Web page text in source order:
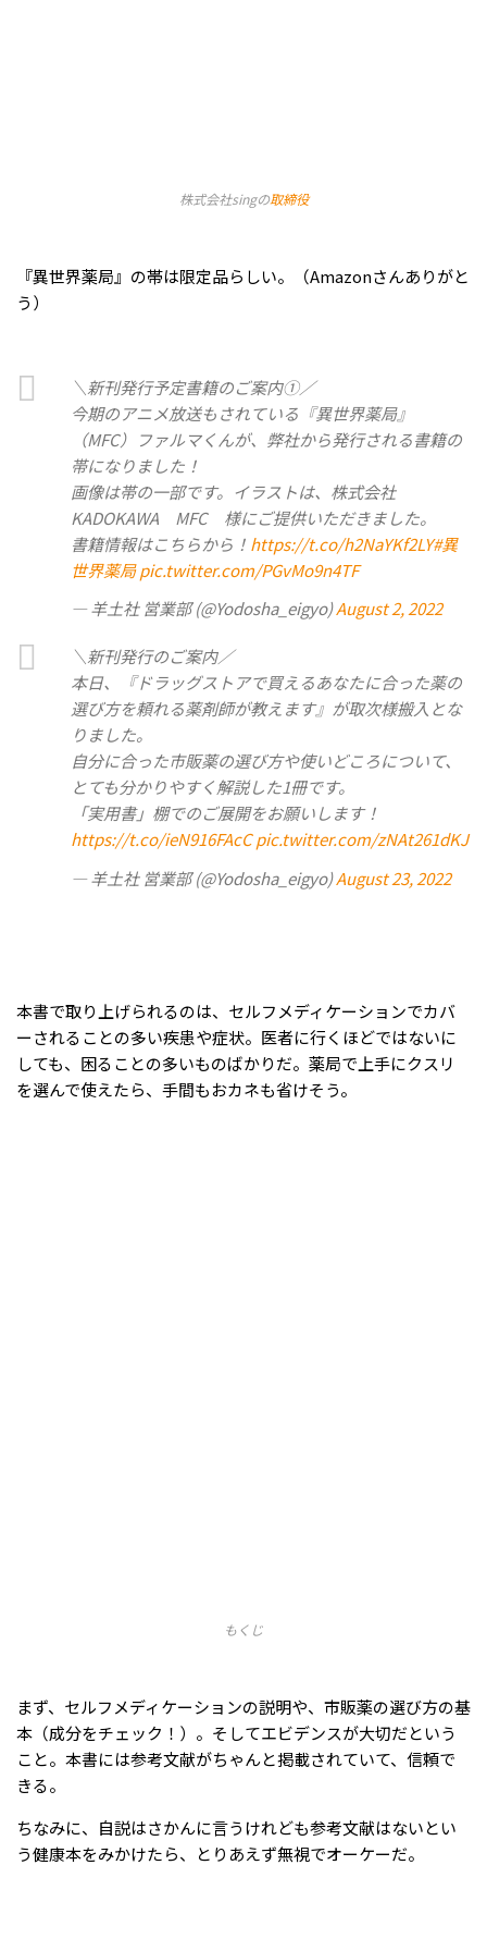
株式会社singの取締役
『異世界薬局』の帯は限定品らしい。（Amazonさんありがと
う）
＼新刊発行予定書籍のご案内①／
今期のアニメ放送もされている『異世界薬局』
（MFC）ファルマくんが、弊社から発行される書籍の
帯になりました！
画像は帯の一部です。イラストは、株式会社
KADOKAWA MFC 様にご提供いただきました。
書籍情報はこちらから！ https://t.co/h2NaYKf2LY#異
世界薬局pic.twitter.com/PGvMo9n4TF
— 羊土社 営業部 (@Yodosha_eigyo)August 2, 2022
＼新刊発行のご案内／
本日、『ドラッグストアで買えるあなたに合った薬の
選び方を頼れる薬剤師が教えます』が取次様搬入とな
りました。
自分に合った市販薬の選び方や使いどころについて、
とても分かりやすく解説した1冊です。
「実用書」棚でのご展開をお願いします！
https://t.co/ieN916FAcCpic.twitter.com/zNAt261dKJ
— 羊土社 営業部 (@Yodosha_eigyo)August 23, 2022
本書で取り上げられるのは、セルフメディケーションでカバ
ーされることの多い疾患や症状。医者に行くほどではないに
しても、困ることの多いものばかりだ。薬局で上手にクスリ
を選んで使えたら、手間もおカネも省けそう。
もくじ
まず、セルフメディケーションの説明や、市販薬の選び方の基
本（成分をチェック！）。そしてエビデンスが大切だという
こと。本書には参考文献がちゃんと掲載されていて、信頼で
きる。
ちなみに、自説はさかんに言うけれども参考文献はないとい
う健康本をみかけたら、とりあえず無視でオーケーだ。